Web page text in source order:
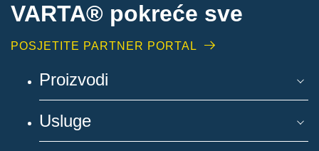
VARTA® pokreće sve
POSJETITE PARTNER PORTAL
Proizvodi
Usluge